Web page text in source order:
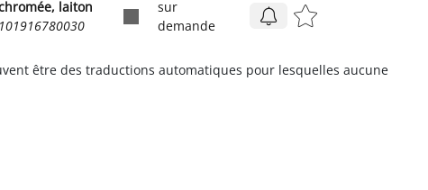
laiton
sur
demande
être des traductions automatiques pour lesquelles aucune